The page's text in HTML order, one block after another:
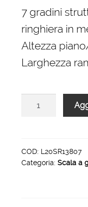
7 gradini
ringhiera in
Altezza
Larghezza
struttura
ringhiera
COD: L20SR13807
Categoria: Scala a